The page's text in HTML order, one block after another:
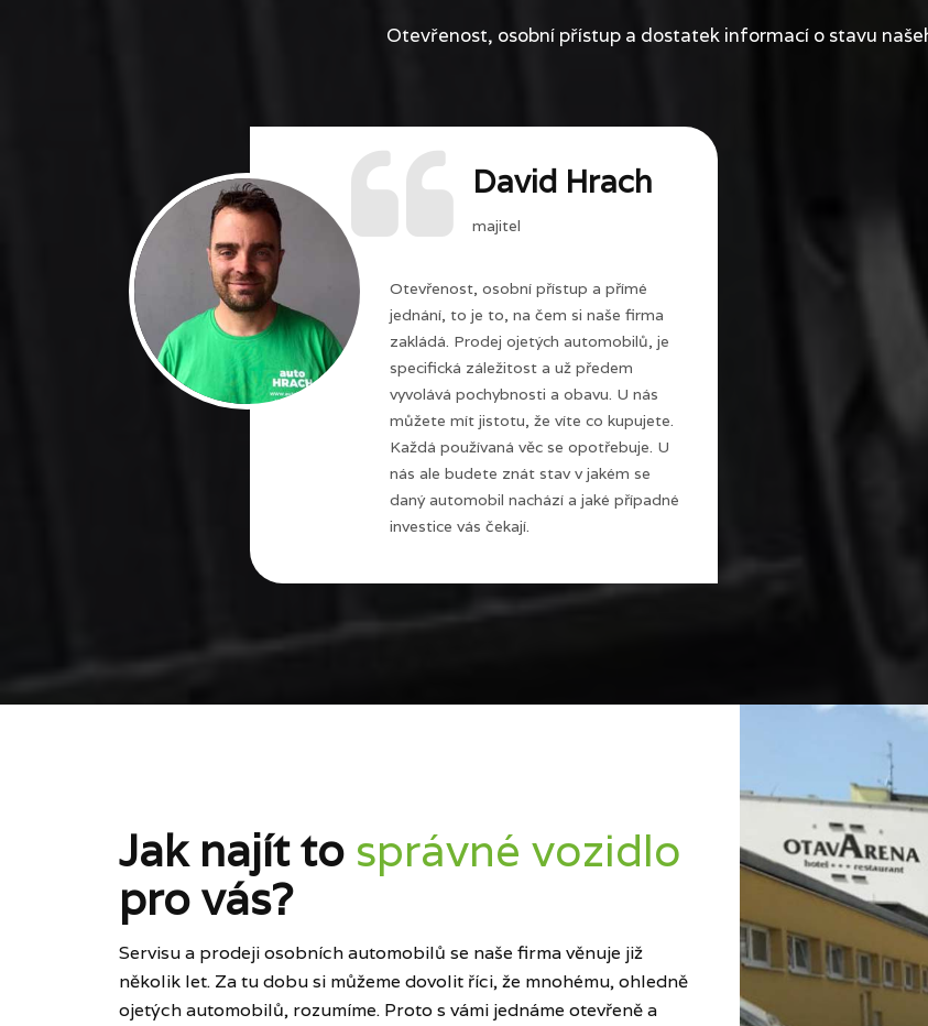
Otevřenost, osobní přístup a dostatek informací o stavu
David Hrach
majitel
Otevřenost, osobní přístup a přímé
jednání, to je to, na čem si naše firma
zakládá. Prodej ojetých automobilů, je
specifická záležitost a už předem
vyvolává pochybnosti a obavu. U nás
můžete mít jistotu, že víte co kupujete.
Každá používaná věc se opotřebuje. U
nás ale budete znát stav v jakém se
daný automobil nachází a jaké případné
investice vás čekají.
Jak najít to správné vozidlo
pro vás?
Servisu a prodeji osobních automobilů se naše firma věnuje již
několik let. Za tu dobu si můžeme dovolit říci, že mnohému, ohledně
ojetých automobilů, rozumíme. Proto s vámi jednáme otevřeně a